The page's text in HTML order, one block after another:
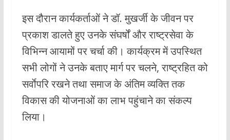
इस दौरान कार्यकर्ताओं ने डॉ. मुखर्जी के जीवन पर
प्रकाश डालते हुए उनके संघर्षों और राष्ट्रसेवा के
विभिन्न आयामों पर चर्चा की। कार्यक्रम में उपस्थित
सभी लोगों ने उनके बताए मार्ग पर चलने, राष्ट्रहित को
सर्वाेपरि रखने तथा समाज के अंतिम व्यक्ति तक
विकास की योजनाओं का लाभ पहुंचाने का संकल्प
लिया।